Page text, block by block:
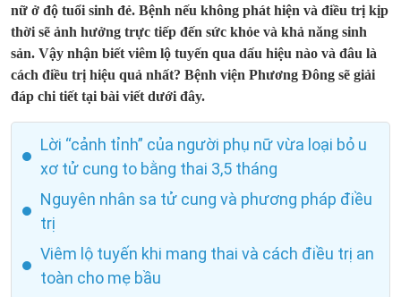
nữ ở độ tuổi sinh đẻ. Bệnh nếu không phát hiện và điều trị kịp
thời sẽ ảnh hưởng trực tiếp đến sức khỏe và khả năng sinh
sản. Vậy nhận biết viêm lộ tuyến qua dấu hiệu nào và đâu là
cách điều trị hiệu quả nhất? Bệnh viện Phương Đông sẽ giải
đáp chi tiết tại bài viết dưới đây.
Lời “cảnh tỉnh” của người phụ nữ vừa loại bỏ u
xơ tử cung to bằng thai 3,5 tháng
Nguyên nhân sa tử cung và phương pháp điều
trị
Viêm lộ tuyến khi mang thai và cách điều trị an
toàn cho mẹ bầu